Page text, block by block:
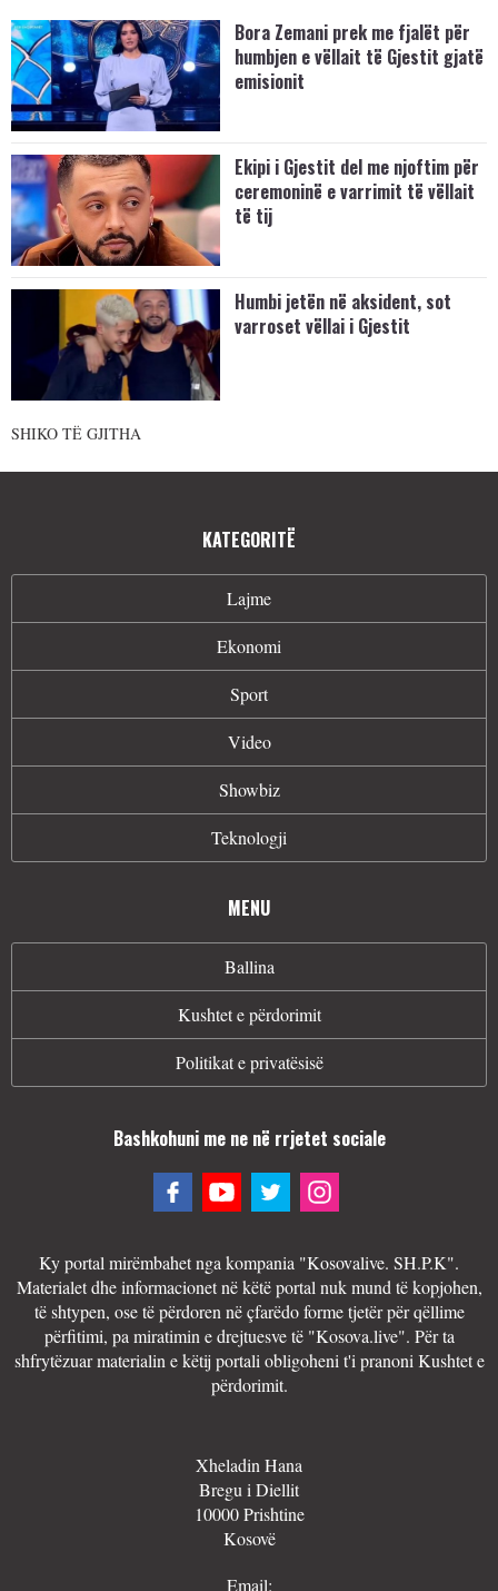
Bora Zemani prek me fjalët për
humbjen e vëllait të Gjestit gjatë
emisionit
Ekipi i Gjestit del me njoftim për
ceremoninë e varrimit të vëllait
të tij
Humbi jetën në aksident, sot
varroset vëllai i Gjestit
SHIKO TË GJITHA
KATEGORITË
Lajme
Ekonomi
Sport
Video
Showbiz
Teknologji
MENU
Ballina
Kushtet e përdorimit
Politikat e privatësisë
Bashkohuni me ne në rrjetet sociale
Ky portal mirëmbahet nga kompania "Kosovalive. SH.P.K".
Materialet dhe informacionet në këtë portal nuk mund të kopjohen,
të shtypen, ose të përdoren në çfarëdo forme tjetër për qëllime
përfitimi, pa miratimin e drejtuesve të "Kosova.live". Për ta
shfrytëzuar materialin e këtij portali obligoheni t'i pranoni Kushtet e
përdorimit.
Xheladin Hana
Bregu i Diellit
10000 Prishtine
Kosovë
Email: